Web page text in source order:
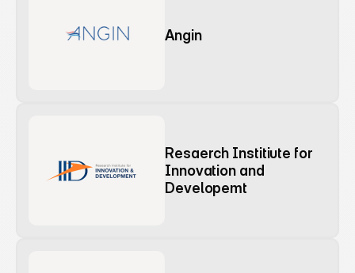
Angin
Resaerch Institiute for
Innovation and
Developemt